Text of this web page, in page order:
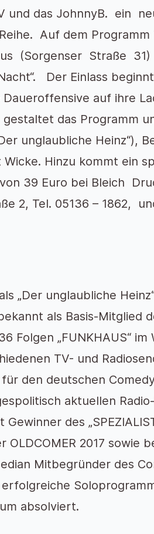
und das JohnnyB. ein
Auf dem Programm
(Sorgenser Straße
Der Einlass
auf ihre
das Programm
unglaubliche Heinz“),
Hinzu kommt ein
39 Euro bei Bleich
2, Tel. 05136 – 1862,
„Der unglaubliche
als Basis-Mitglied
Folgen „FUNKHAUS“ im
TV- und
den deutschen
aktuellen
des
2017 sowie
Mitbegründer des
absolviert.